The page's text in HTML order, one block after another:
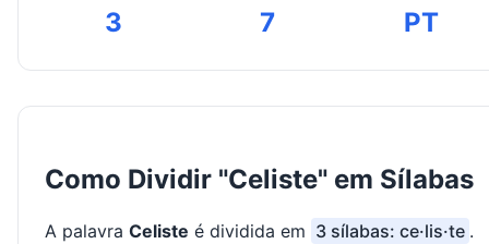
3 7 PT
Como Dividir "Celiste" em Sílabas
A palavra Celiste é dividida em 3 sílabas: ce·lis·te .